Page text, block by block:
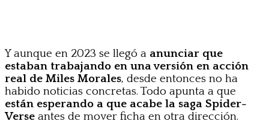
Y aunque en 2023 se llegó a anunciar que
estaban trabajando en una versión en acción
real de Miles Morales, desde entonces no ha
habido noticias concretas. Todo apunta a que
están esperando a que acabe la saga Spider-
Verse antes de mover ficha en otra dirección.